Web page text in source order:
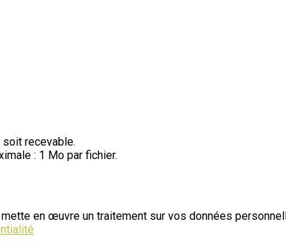
recevable.
: 1 Mo par fichier.
en œuvre un traitement sur vos données